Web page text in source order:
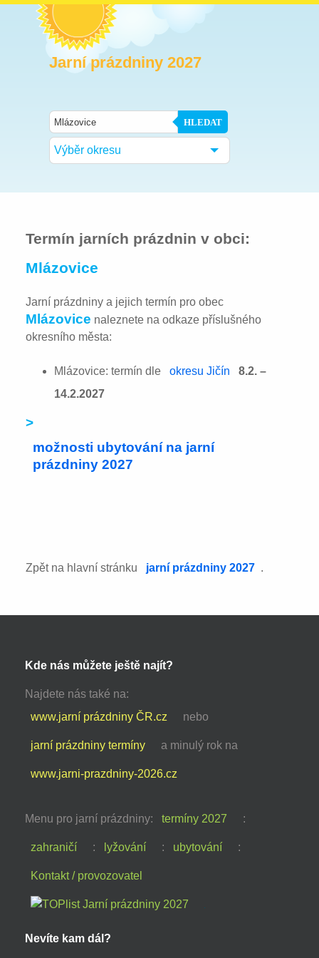
Jarní prázdniny 2027
HLEDAT
Výběr okresu
Termín jarních prázdnin v obci:
Mlázovice
Jarní prázdniny a jejich termín pro obec
Mlázovice naleznete na odkaze příslušného
okresního města:
Mlázovice: termín dle okresu Jičín
8.2. –
14.2.2027
>
možnosti ubytování na jarní
prázdniny 2027
Zpět na hlavní stránku jarní prázdniny 2027 .
Kde nás můžete ještě najít?
Najdete nás také na:
www.jarní prázdniny ČR.cz
nebo
jarní prázdniny termíny a minulý rok na
www.jarni-prazdniny-2026.cz
Menu pro jarní prázdniny: termíny 2027 :
zahraničí : lyžování : ubytování :
Kontakt / provozovatel
Nevíte kam dál?